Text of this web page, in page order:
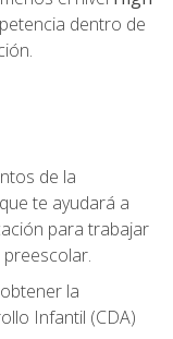
dentro de
de la
te ayudará a
para trabajar
la
Infantil (CDA)